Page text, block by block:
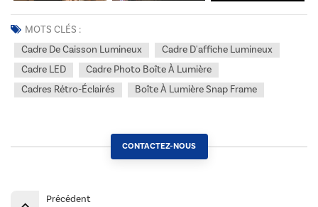
MOTS CLÉS :
Cadre De Caisson Lumineux
Cadre D'affiche Lumineux
Cadre LED
Cadre Photo Boîte À Lumière
Cadres Rétro-Éclairés
Boîte À Lumière Snap Frame
CONTACTEZ-NOUS
Précédent